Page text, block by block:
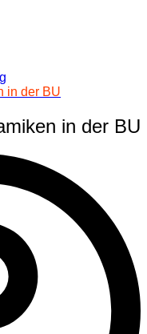
in der BU
in der BU